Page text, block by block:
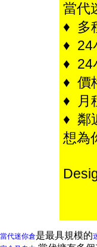
當代
♦ 多
♦ 24
♦ 24
♦ 價
♦ 月
♦ 鄰
想為
當代迷你倉是最具規模的